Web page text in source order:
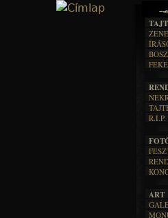
ZENE
A
R.I.P.
ART